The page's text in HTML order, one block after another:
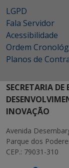
LGPD
Fala Servidor
Acessibilidade
Ordem
Planos de
SECRETARIA
INOVAÇÃO
Avenida
Parque dos
CEP.: 79031-310